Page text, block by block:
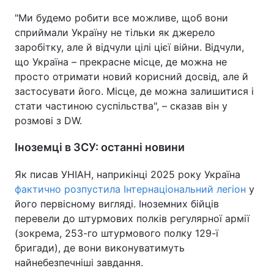
"Ми будемо робити все можливе, щоб вони
сприймали Україну не тільки як джерело
заробітку, але й відчули цілі цієї війни. Відчули,
що Україна – прекрасне місце, де можна не
просто отримати новий корисний досвід, але й
застосувати його. Місце, де можна залишитися і
стати частиною суспільства", – сказав він у
розмові з DW.
Іноземці в ЗСУ: останні новини
Як писав УНІАН, наприкінці 2025 року Україна
фактично розпустила Інтернаціональний легіон у
його первісному вигляді. Іноземних бійців
перевели до штурмових полків регулярної армії
(зокрема, 253-го штурмового полку 129-ї
бригади), де вони виконуватимуть
найнебезпечніші завдання.